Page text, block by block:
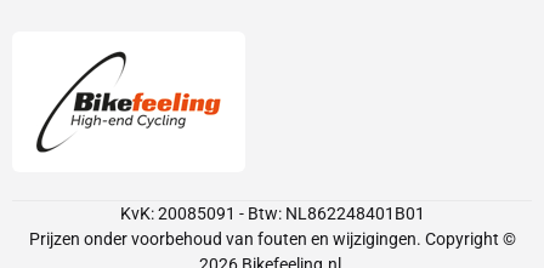
KvK: 20085091 - Btw: NL862248401B01
Prijzen onder voorbehoud van fouten en wijzigingen. Copyright ©
2026 Bikefeeling.nl